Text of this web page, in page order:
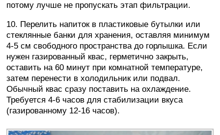
потому лучше не пропускать этап фильтрации.
10. Перелить напиток в пластиковые бутылки или
стеклянные банки для хранения, оставляя минимум
4-5 см свободного пространства до горлышка. Если
нужен газированный квас, герметично закрыть,
оставить на 60 минут при комнатной температуре,
затем перенести в холодильник или подвал.
Обычный квас сразу поставить на охлаждение.
Требуется 4-6 часов для стабилизации вкуса
(газированному 12-16 часов).